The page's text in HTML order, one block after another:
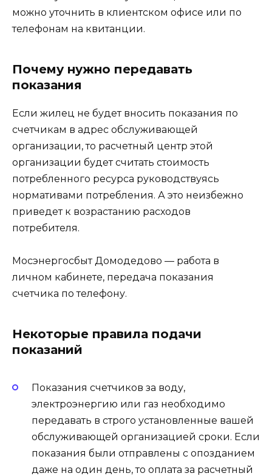
можно уточнить в клиентском офисе или по
телефонам на квитанции.
Почему нужно передавать
показания
Если жилец не будет вносить показания по
счетчикам в адрес обслуживающей
организации, то расчетный центр этой
организации будет считать стоимость
потребленного ресурса руководствуясь
нормативами потребления. А это неизбежно
приведет к возрастанию расходов
потребителя.
Мосэнергосбыт Домодедово — работа в
личном кабинете, передача показания
счетчика по телефону.
Некоторые правила подачи
показаний
Показания счетчиков за воду,
электроэнергию или газ необходимо
передавать в строго установленные вашей
обслуживающей организацией сроки. Если
показания были отправлены с опозданием
даже на один день, то оплата за расчетный